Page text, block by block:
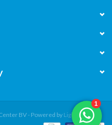
BV - Powered by Lightspeed